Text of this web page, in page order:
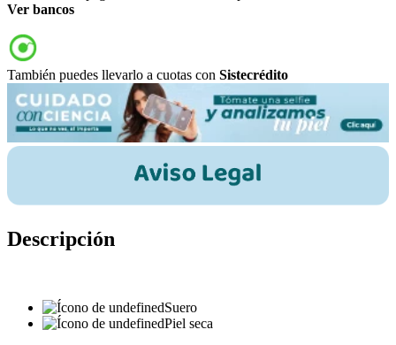
Ver bancos
También puedes llevarlo a cuotas con Sistecrédito
Descripción
Suero
Piel seca